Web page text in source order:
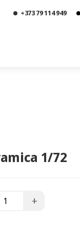
+373 79 114 949
XL21 Farfurie ceramica 1/72
+